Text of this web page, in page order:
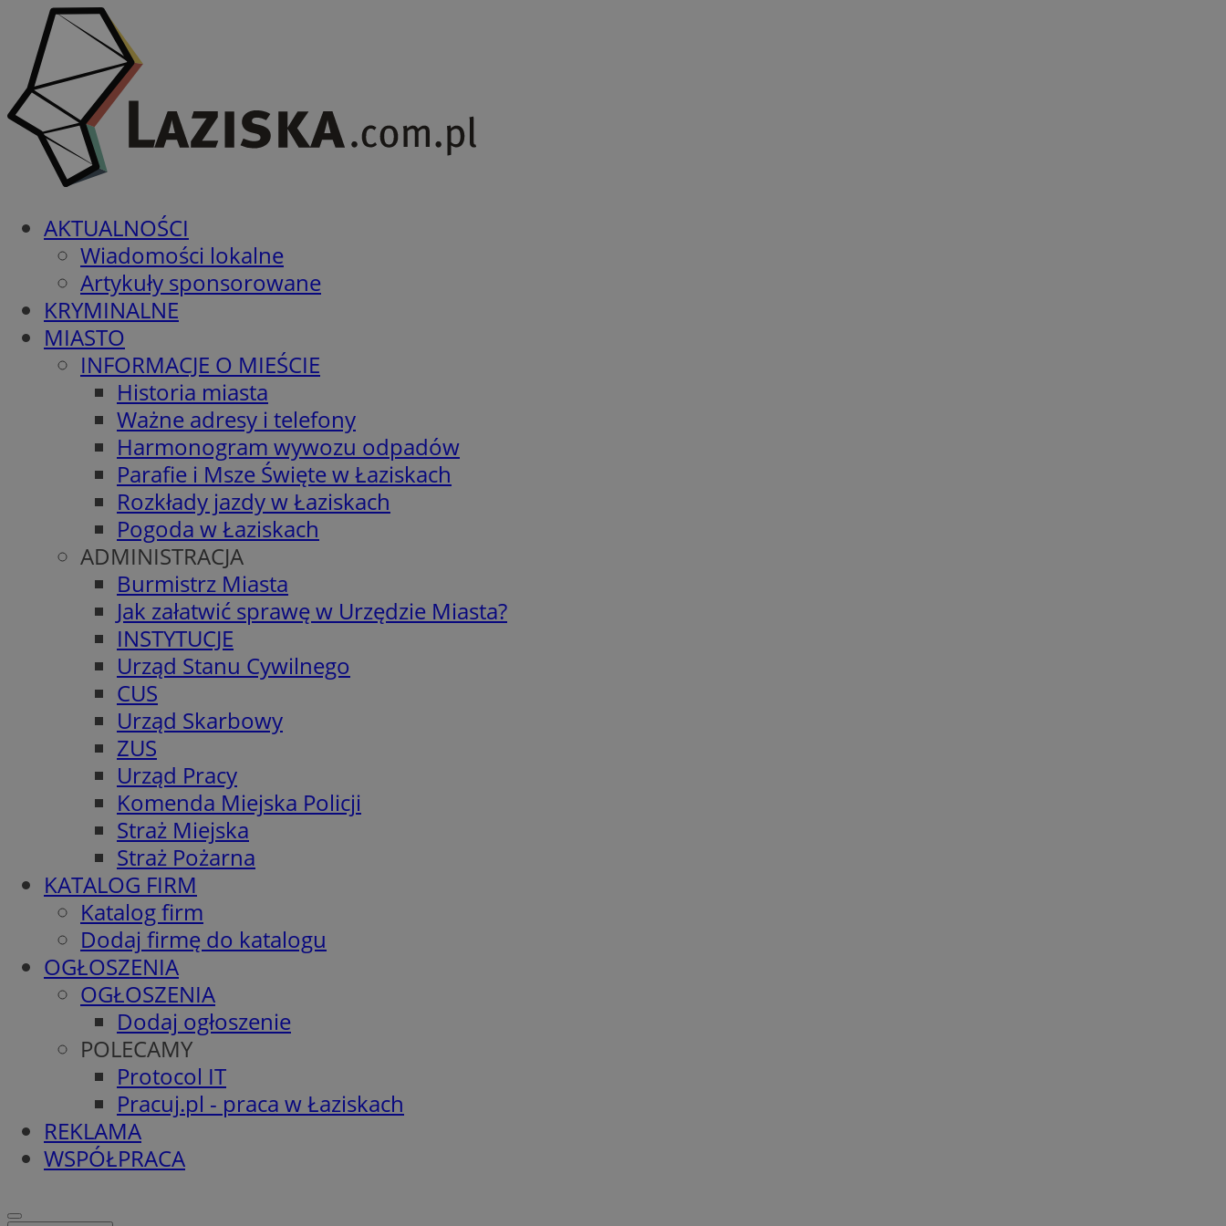
AKTUALNOŚCI
Wiadomości lokalne
Artykuły sponsorowane
KRYMINALNE
MIASTO
INFORMACJE O MIEŚCIE
Historia miasta
Ważne adresy i telefony
Harmonogram wywozu odpadów
Parafie i Msze Święte w Łaziskach
Rozkłady jazdy w Łaziskach
Pogoda w Łaziskach
ADMINISTRACJA
Burmistrz Miasta
Jak załatwić sprawę w Urzędzie Miasta?
INSTYTUCJE
Urząd Stanu Cywilnego
CUS
Urząd Skarbowy
ZUS
Urząd Pracy
Komenda Miejska Policji
Straż Miejska
Straż Pożarna
KATALOG FIRM
Katalog firm
Dodaj firmę do katalogu
OGŁOSZENIA
OGŁOSZENIA
Dodaj ogłoszenie
POLECAMY
Protocol IT
Pracuj.pl - praca w Łaziskach
REKLAMA
WSPÓŁPRACA